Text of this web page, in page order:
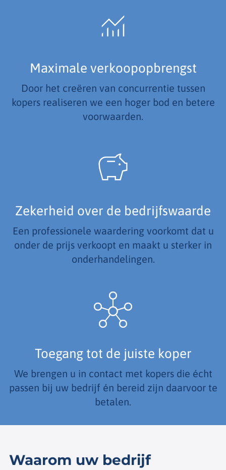
Maximale verkoopopbrengst
Door het creëren van concurrentie tussen
kopers realiseren we een hoger bod en betere
voorwaarden.
Zekerheid over de bedrijfswaarde
Een professionele waardering voorkomt dat u
onder de prijs verkoopt en maakt u sterker in
onderhandelingen.
Toegang tot de juiste koper
We brengen u in contact met kopers die écht
passen bij uw bedrijf én bereid zijn daarvoor te
betalen.
Waarom uw bedrijf